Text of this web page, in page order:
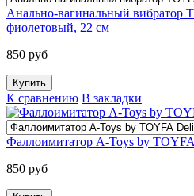
Анально-вагинальный вибратор
фиолетовый, 22 см
850 руб
К сравнению В закладки
Фаллоимитатор A-Toys by
850 руб